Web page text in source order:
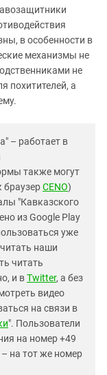
в особенности в
механизмы не
не
похитителей, а
– работает в
также могут
браузерCENO)
"Кавказского
из Google Play
уже
наши
читать
и вTwitter, а без
видео
на связи в
". Пользователи
на номер +49
на тот же номер